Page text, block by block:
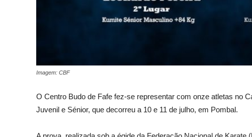
Imagem: CBF
O Centro Budo de Fafe fez-se representar com onze atletas no
Juvenil e Sénior, que decorreu a 10 e 11 de julho, em Pombal.